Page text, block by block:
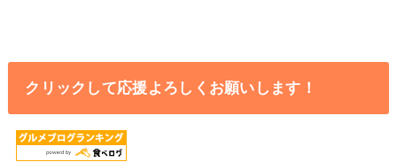
クリックして応援よろしくお願いします！